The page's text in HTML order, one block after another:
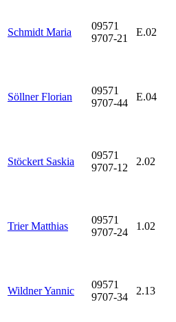
Schmidt Maria
09571
9707-21
E.02
Söllner Florian
09571
9707-44
E.04
Stöckert Saskia
09571
9707-12
2.02
Trier Matthias
09571
9707-24
1.02
Wildner Yannic
09571
9707-34
2.13